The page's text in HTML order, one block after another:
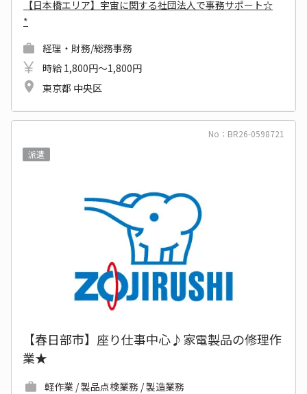
【日本橋エリア】宇宙に関する社団法人で事務サポート☆
*
経理・財務/総務事務
時給 1,800円～1,800円
東京都 中央区
No：BR26-0598721
派遣
【春日部市】座り仕事中心♪家電製品の修理作
業★
軽作業 / 製品点検業務 / 製造業務